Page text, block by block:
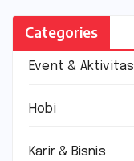
Categories
Event & Aktivitas
Hobi
Karir & Bisnis